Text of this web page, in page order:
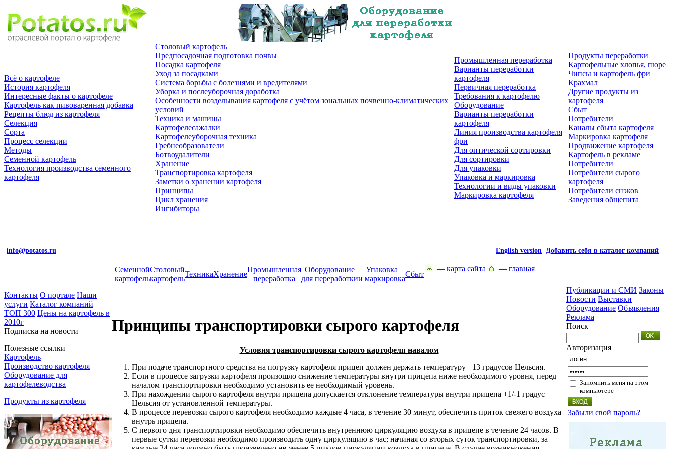
Всё о картофеле
История картофеля
Интересные факты о картофеле
Картофель как пивоваренная добавка
Рецепты блюд из картофеля
Селекция
Сорта
Процесс селекции
Методы
Семенной картофель
Технология производства семенного
картофеля
Столовый картофель
Предпосадочная подготовка почвы
Посадка картофеля
Уход за посадками
Система борьбы с болезнями и вредителями
Уборка и послеуборочная доработка
Особенности возделывания картофеля с учётом зональных почвенно-климатических
условий
Техника и машины
Картофелесажалки
Картофелеуборочная техника
Гребнеобразователи
Ботвоудалители
Хранение
Транспортировка картофеля
Заметки о хранении картофеля
Принципы
Цикл хранения
Ингибиторы
Промышленная переработка
Варианты переработки
картофеля
Первичная переработка
Требования к картофелю
Оборудование
Варианты переработки
картофеля
Линия производства картофеля
фри
Для оптической сортировки
Для сортировки
Для упаковки
Упаковка и маркировка
Технологии и виды упаковки
Маркировка картофеля
Продукты перерaботки
Картофельные хлопья, пюре
Чипсы и картофель фри
Крахмал
Другие продукты из
картофеля
Сбыт
Потребители
Каналы сбыта картофеля
Маркировка картофеля
Продвижение картофеля
Картофель в рекламе
Потребители
Потребители сырого
картофеля
Потребители снэков
Заведения общепита
info@potatos.ru English version Добавить себя в каталог компаний
Cеменной
картофель
Столовый
картофель
ТехникаХранение
Промышленная
переработка
Оборудование
для переработки
Упаковка
и маркировка
Сбыт
— карта сайта — главная
Контакты О портале Наши
услуги Каталог компаний
ТОП 300 Цены на картофель в
2010г
Подписка на новости
Полезные ссылки
Картофель
Производство картофеля
Оборудование для
картофелеводства
Продукты из картофеля
Принципы транспортировки сырого картофеля
Условия транспортировки сырого картофеля навалом
При подаче транспортного средства на погрузку картофеля прицеп должен держать температуру +13 градусов Цельсия.
Если в процессе загрузки картофеля произошло снижение температуры внутри прицепа ниже необходимого уровня, перед
началом транспортировки необходимо установить ее необходимый уровень.
При нахождении сырого картофеля внутри прицепа допускается отклонение температуры внутри прицепа +1/-1 градус
Цельсия от установленной температуры.
В процессе перевозки сырого картофеля необходимо каждые 4 часа, в течение 30 минут, обеспечить приток свежего воздуха
внутрь прицепа.
С первого дня транспортировки необходимо обеспечить внутреннюю циркуляцию воздуха в прицепе в течение 24 часов. В
первые сутки перевозки необходимо производить одну циркуляцию в час; начиная со вторых суток транспортировки, за
Публикации и СМИ Законы
Новости Выставки
Оборудование Объявления
Реклама
Поиск
Авторизация
Запомнить меня на этом
компьютере
Забыли свой пароль?